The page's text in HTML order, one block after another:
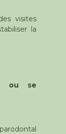
visites
la
ou se